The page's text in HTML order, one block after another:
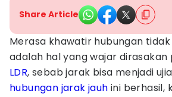
Share Article
Merasa khawatir hubungan
adalah hal yang wajar dirasakan
LDR, sebab jarak bisa menjadi
hubungan jarak jauh ini berhasil,